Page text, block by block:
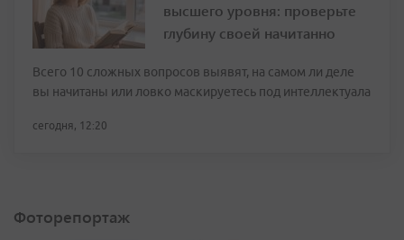
высшего уровня: проверьте
глубину своей начитанно
Всего 10 сложных вопросов выявят, на самом ли деле
вы начитаны или ловко маскируетесь под интеллектуала
сегодня, 12:20
Фоторепортаж